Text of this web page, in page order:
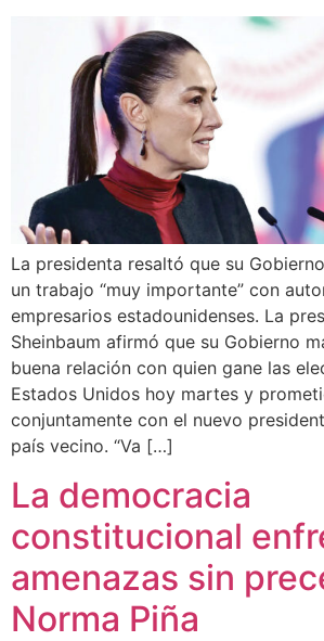
La presidenta resaltó que su
un trabajo “muy importante” con
empresarios estadounidenses. La
Sheinbaum afirmó que su Gobierno
buena relación con quien gane las
Estados Unidos hoy martes y
conjuntamente con el nuevo
país vecino. “Va […]
La democracia
constitucional
amenazas sin
Norma Piña